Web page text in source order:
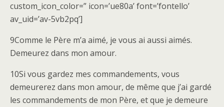
custom_icon_color=” icon=’ue80a’ font=’fontello’
av_uid=’av-5vb2pq’]
9Comme le Père m’a aimé, je vous ai aussi aimés.
Demeurez dans mon amour.
10Si vous gardez mes commandements, vous
demeurerez dans mon amour, de même que j’ai gardé
les commandements de mon Père, et que je demeure